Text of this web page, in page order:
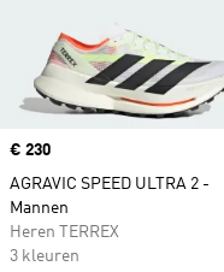
Price
€ 230
AGRAVIC SPEED ULTRA 2 -
Mannen
Heren TERREX
3 kleuren